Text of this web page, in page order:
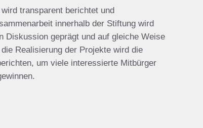
transparent berichtet und
innerhalb der Stiftung wird
Diskussion geprägt und auf gleiche Weise
Realisierung der Projekte wird die
um viele interessierte Mitbürger